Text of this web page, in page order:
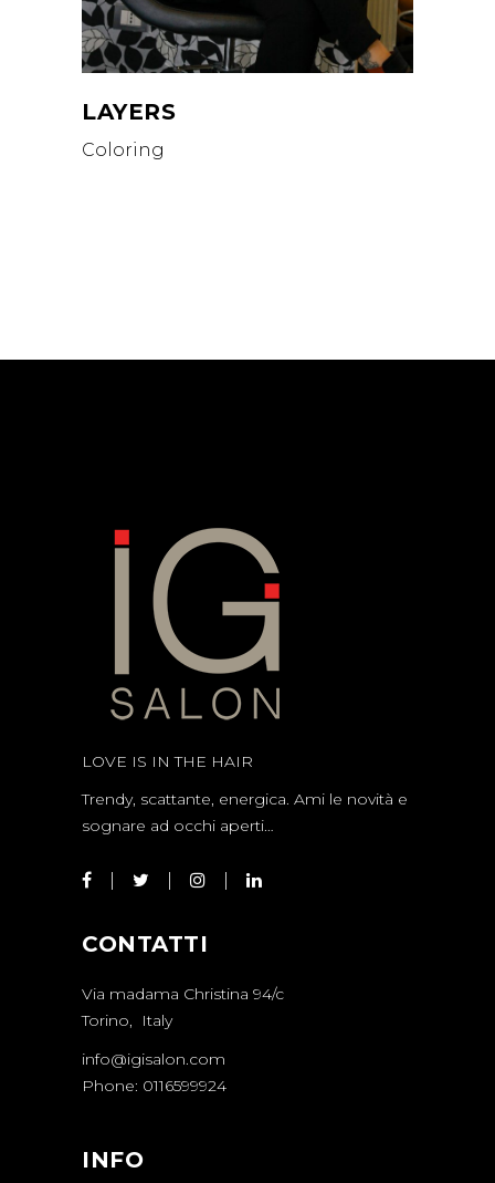
LAYERS
Coloring
LOVE IS IN THE HAIR
Trendy, scattante, energica. Ami le novità e
sognare ad occhi aperti…
CONTATTI
Via madama Christina 94/c
Torino, Italy
info@igisalon.com
Phone: 0116599924
INFO